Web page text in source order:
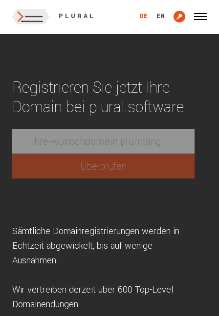
PLURAL DE EN
Registrieren Sie jetzt Ihre
Domain bei plural.software
Sämtliche Domainregistrierungen werden in
Echtzeit abgewickelt, bis auf wenige
Ausnahmen.
Wir vertreiben derzeit über 600 Top-Level
Domainendungen.